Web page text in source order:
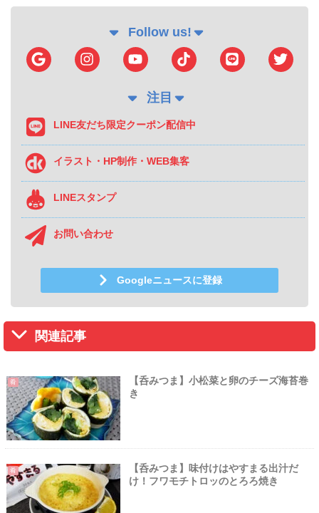
Follow us!
注目
LINE友だち限定クーポン配信中
イラスト・HP制作・WEB集客
LINEスタンプ
お問い合わせ
Googleニュースに登録
関連記事
肴
【呑みつま】小松菜と卵のチーズ海苔巻
き
肴
【呑みつま】味付けはやすまる出汁だ
け！フワモチトロッのとろろ焼き